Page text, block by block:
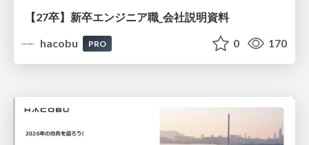
【27卒】新卒エンジニア職_会社説明資料
hacobu
PRO 0 170